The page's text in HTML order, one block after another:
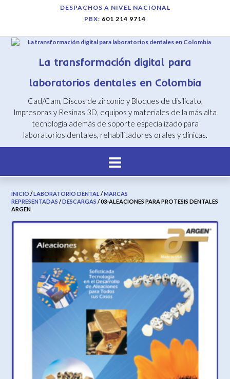
DESPACHOS A NIVEL NACIONAL
PBX: 601 214 9714
La transformación digital para
laboratorios dentales en Colombia
Cad/Cam, Discos de zirconio y Bloques de disilicato,
Impresoras y Resinas 3D, equipos y materiales de la más alta
tecnología además de soporte especializado para
laboratorios dentales, rehabilitadores orales y clínicas.
INICIO /LABORATORIO DENTAL /MARCAS
REPRESENTADAS /DESCARGAS / 03-ALEACIONES PARA PROTESIS DENTALES
ARGEN